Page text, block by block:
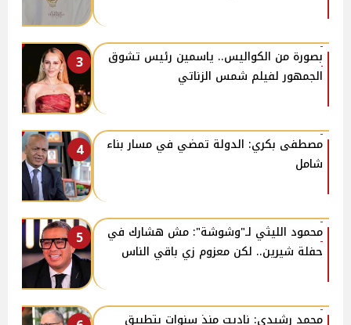
3
بصورة من الكواليس.. ياسمين رئيس تشوق
الجمهور لفيلم شمس الزناتي
4
مصطفى بكري: الدولة تمضي في مسار بناء
شامل
5
محمود الليثي لـ"وشوشة": مش هشارك في
حفلة شيرين.. لكن معزوم زي باقي الناس
محمد رشيدي: ناديت منذ سنوات بتطبيق